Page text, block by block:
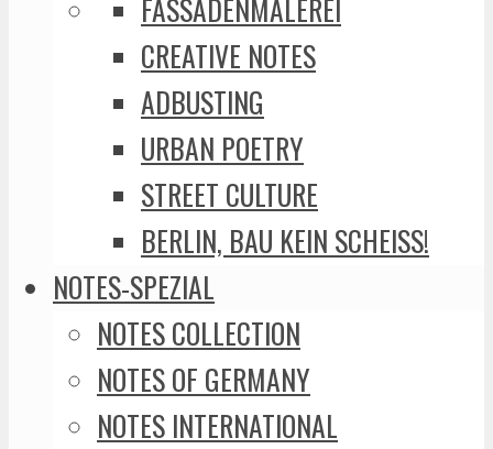
FASSADENMALEREI
CREATIVE NOTES
ADBUSTING
URBAN POETRY
STREET CULTURE
BERLIN, BAU KEIN SCHEISS!
NOTES-SPEZIAL
NOTES COLLECTION
NOTES OF GERMANY
NOTES INTERNATIONAL